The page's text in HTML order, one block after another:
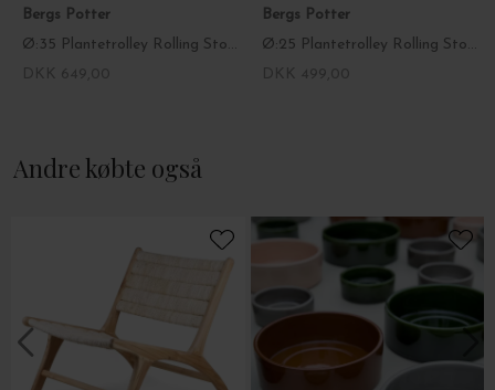
Bergs Potter
Ø:35 Plantetrolley Rolling Stone, Terrazzo Grå - Hent selv
Bergs Potter
Ø:25 Plantetrolley Rolling Stone, Grå Terrazzo - Hent selv
Andre købte også